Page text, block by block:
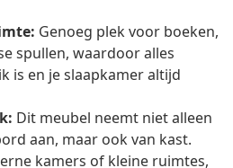
Genoeg plek voor boeken,
spullen, waardoor alles
is en je slaapkamer altijd
Dit meubel neemt niet alleen
aan, maar ook van kast.
kamers of kleine ruimtes,